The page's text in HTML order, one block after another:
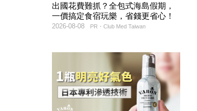
出國花費難抓？全包式海島假期，
一價搞定食宿玩樂，省錢更省心！
PR・Club Med Taiwan
2026-08-08